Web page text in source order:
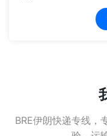
BRE伊朗快递专线，